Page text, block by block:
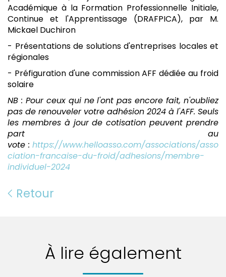
Académique à la Formation Professionnelle Initiale,
Continue et l'Apprentissage (DRAFPICA), par M.
Mickael Duchiron
- Présentations de solutions d'entreprises locales et
régionales
- Préfiguration d'une commission AFF dédiée au froid
solaire
NB : Pour ceux qui ne l'ont pas encore fait, n'oubliez
pas de renouveler votre adhésion 2024 à l'AFF. Seuls
les membres à jour de cotisation peuvent prendre
part au
vote : https://www.helloasso.com/associations/asso
ciation-francaise-du-froid/adhesions/membre-
individuel-2024
Retour
À lire également